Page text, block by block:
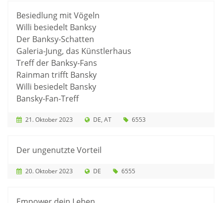
Besiedlung mit Vögeln
Willi besiedelt Banksy
Der Banksy-Schatten
Galeria-Jung, das Künstlerhaus
Treff der Banksy-Fans
Rainman trifft Bansky
Willi besiedelt Bansky
Bansky-Fan-Treff
21. Oktober 2023 DE AT 6553
Der ungenutzte Vorteil
20. Oktober 2023 DE 6555